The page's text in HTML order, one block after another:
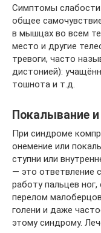
Симптомы
общее
в мышцах во всем
место и другие
тревоги, часто
дистонией):
тошнота и т.д.
Покалывание
При синдроме
онемение или
ступни или
— это ответвление
работу пальцев ног,
перелом
голени и даже
этому синдрому.